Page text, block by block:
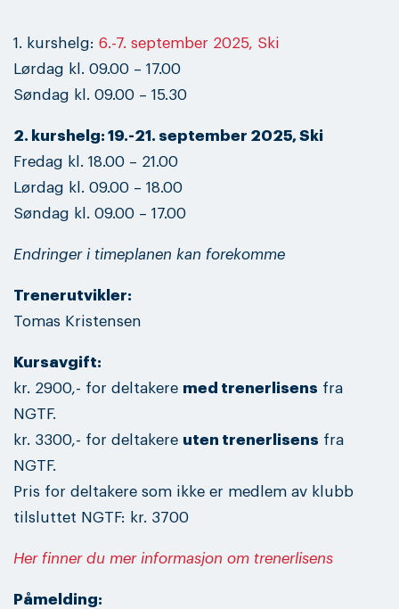
1. kurshelg: 6.-7. september 2025, Ski
Lørdag kl. 09.00 – 17.00
Søndag kl. 09.00 – 15.30
2. kurshelg: 19.-21. september 2025, Ski
Fredag kl. 18.00 – 21.00
Lørdag kl. 09.00 – 18.00
Søndag kl. 09.00 – 17.00
Endringer i timeplanen kan forekomme
Trenerutvikler:
Tomas Kristensen
Kursavgift:
kr. 2900,- for deltakere med trenerlisens fra
NGTF.
kr. 3300,- for deltakere uten trenerlisens fra
NGTF.
Pris for deltakere som ikke er medlem av klubb
tilsluttet NGTF: kr. 3700
Her finner du mer informasjon om trenerlisens
Påmelding: